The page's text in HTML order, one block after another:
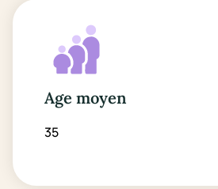
Age moyen
35